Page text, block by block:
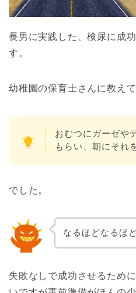
長男に実践した、検尿に成
す。
幼稚園の保育士さんに教え
おむつにガーゼや
もらい、朝にそれ
でした。
なるほどなるほ
失敗なしで成功させるため